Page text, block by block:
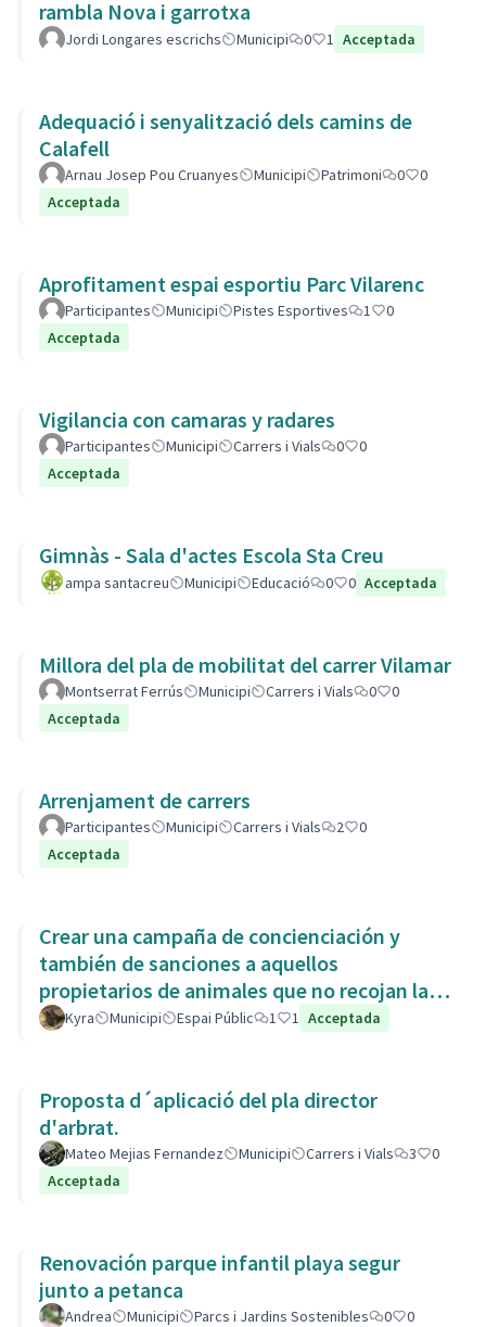
rambla Nova i garrotxa
Jordi Longares escrichs Municipi 0 1 Acceptada
Adequació i senyalització dels camins de
Calafell
Arnau Josep Pou Cruanyes Municipi Patrimoni 0
0
Acceptada
Aprofitament espai esportiu Parc Vilarenc
Participantes Municipi Pistes Esportives 1
0
Acceptada
Vigilancia con camaras y radares
Participantes Municipi Carrers i Vials 0
0
Acceptada
Gimnàs - Sala d'actes Escola Sta Creu
ampa santacreu Municipi Educació 0 0 Acceptada
Millora del pla de mobilitat del carrer Vilamar
Montserrat Ferrús Municipi Carrers i Vials 0
0
Acceptada
Arrenjament de carrers
Participantes Municipi Carrers i Vials 2
0
Acceptada
Crear una campaña de concienciación y
también de sanciones a aquellos
propietarios de animales que no recojan las
heces de las aceras. Es responsabili
Kyra Municipi Espai Públic 1 1 Acceptada
Proposta d´aplicació del pla director
d'arbrat.
Mateo Mejias Fernandez Municipi Carrers i Vials 3
0
Acceptada
Renovación parque infantil playa segur
junto a petanca
Andrea Municipi Parcs i Jardins Sostenibles 0
0